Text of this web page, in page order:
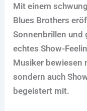
Mit einem
Blues Brothers
Sonnenbrillen und
echtes Show-
Musiker bewiesen
sondern auch
begeistert mit.